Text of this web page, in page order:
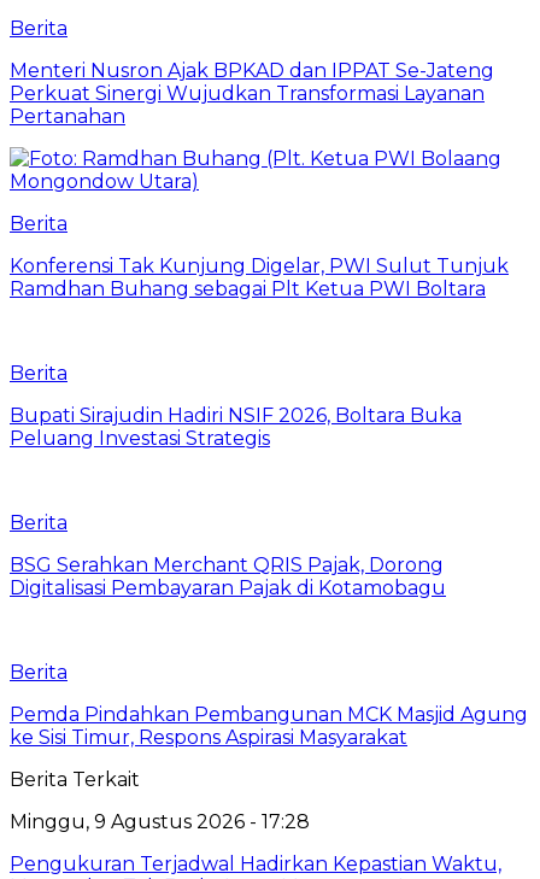
Berita
Menteri Nusron Ajak BPKAD dan IPPAT Se-Jateng
Perkuat Sinergi Wujudkan Transformasi Layanan
Pertanahan
Berita
‎Konferensi Tak Kunjung Digelar, PWI Sulut Tunjuk
Ramdhan Buhang sebagai Plt Ketua PWI Boltara
Berita
Bupati Sirajudin Hadiri NSIF 2026, Boltara Buka
Peluang Investasi Strategis
Berita
‎BSG Serahkan Merchant QRIS Pajak, Dorong
Digitalisasi Pembayaran Pajak di Kotamobagu
Berita
Pemda Pindahkan Pembangunan MCK Masjid Agung
ke Sisi Timur, Respons Aspirasi Masyarakat
Berita Terkait
Minggu, 9 Agustus 2026 - 17:28
Pengukuran Terjadwal Hadirkan Kepastian Waktu,